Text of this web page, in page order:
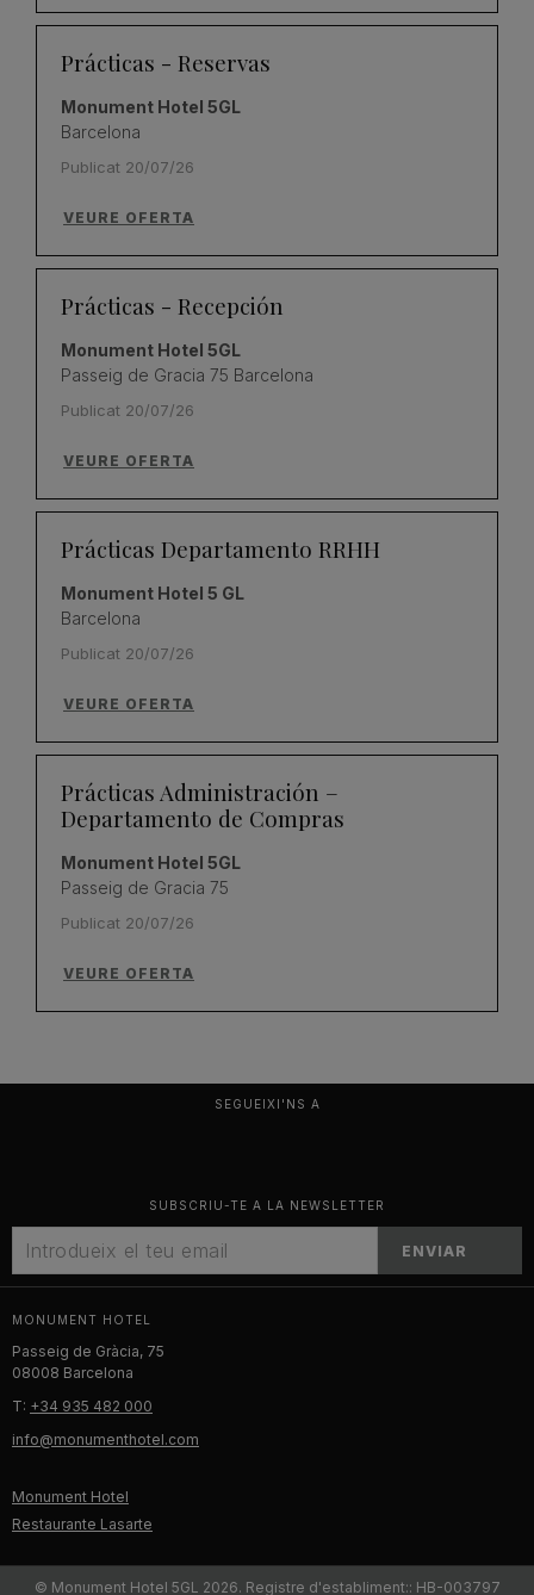
Prácticas - Reservas
Monument Hotel 5GL
Barcelona
Publicat 20/07/26
VEURE OFERTA
Prácticas - Recepción
Monument Hotel 5GL
Passeig de Gracia 75 Barcelona
Publicat 20/07/26
VEURE OFERTA
Prácticas Departamento RRHH
Monument Hotel 5 GL
Barcelona
Publicat 20/07/26
VEURE OFERTA
Prácticas Administración –
Departamento de Compras
Monument Hotel 5GL
Passeig de Gracia 75
Publicat 20/07/26
VEURE OFERTA
SEGUEIXI'NS A
SUBSCRIU-TE A LA NEWSLETTER
ENVIAR
MONUMENT HOTEL
Passeig de Gràcia, 75
08008 Barcelona
T: +34 935 482 000
info@monumenthotel.com
Monument Hotel
Restaurante Lasarte
© Monument Hotel 5GL 2026. Registre d'establiment:: HB-003797